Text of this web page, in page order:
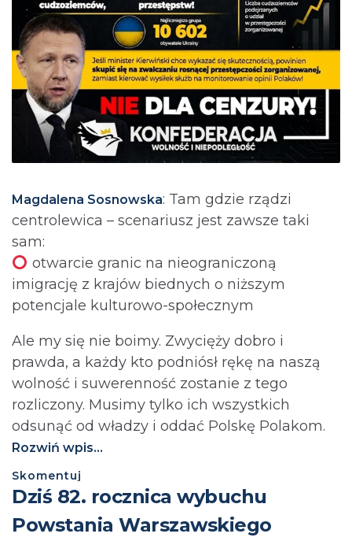
Magdalena Sosnowska: Tam gdzie rządzi
centrolewica – scenariusz jest zawsze taki
sam:
otwarcie granic na nieograniczoną
imigrację z krajów biednych o niższym
potencjale kulturowo-społecznym
Ale my się nie boimy. Zwycięży dobro i
prawda, a każdy kto podniósł rękę na naszą
wolność i suwerenność zostanie z tego
rozliczony. Musimy tylko ich wszystkich
odsunąć od władzy i oddać Polskę Polakom.
Rozwiń wpis...
Skomentuj
Dziś 82. rocznica wybuchu
Powstania Warszawskiego